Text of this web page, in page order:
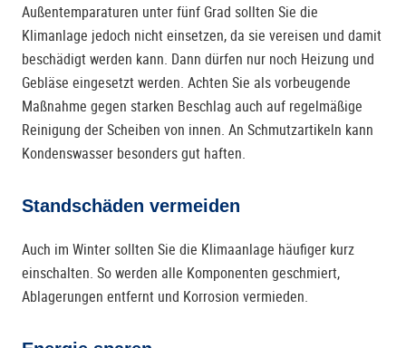
Außentemparaturen unter fünf Grad sollten Sie die
Klimanlage jedoch nicht einsetzen, da sie vereisen und damit
beschädigt werden kann. Dann dürfen nur noch Heizung und
Gebläse eingesetzt werden. Achten Sie als vorbeugende
Maßnahme gegen starken Beschlag auch auf regelmäßige
Reinigung der Scheiben von innen. An Schmutzartikeln kann
Kondenswasser besonders gut haften.
Standschäden vermeiden
Auch im Winter sollten Sie die Klimaanlage häufiger kurz
einschalten. So werden alle Komponenten geschmiert,
Ablagerungen entfernt und Korrosion vermieden.